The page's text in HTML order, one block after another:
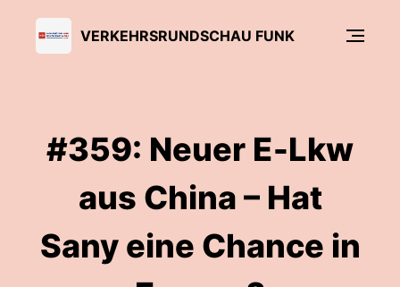
VERKEHRSRUNDSCHAU FUNK
#359: Neuer E‑Lkw
aus China – Hat
Sany eine Chance in